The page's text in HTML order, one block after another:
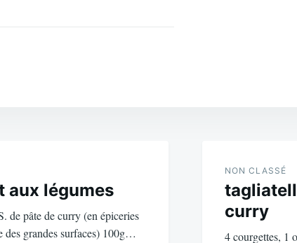
aux légumes
de pâte de curry (en épiceries
des grandes surfaces) 100g…
NON CLASSÉ
curry
4 courgettes, 1